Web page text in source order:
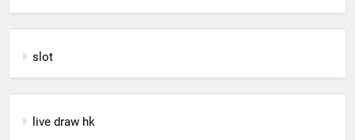
slot
live draw hk